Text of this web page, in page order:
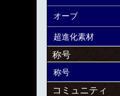
オーブ
超進化素材
称号
称号
コミュニティ